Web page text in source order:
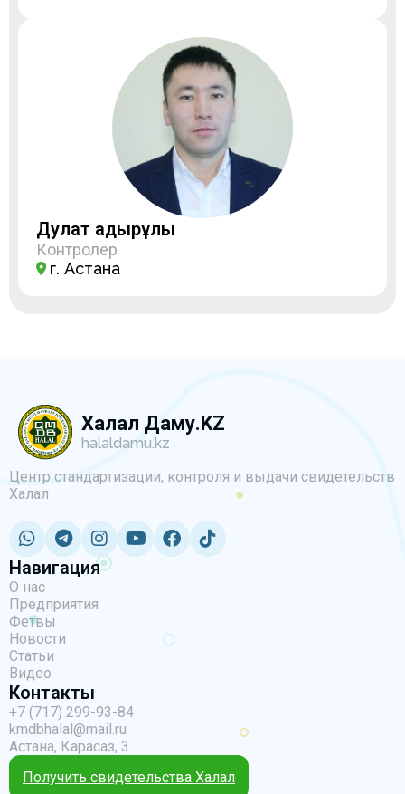
Дулат Қадырұлы
Контролёр
г. Астана
Халал Даму.KZ
halaldamu.kz
Центр стандартизации, контроля и выдачи свидетельств
Халал
Навигация
О нас
Предприятия
Фетвы
Новости
Статьи
Видео
Контакты
+7 (717) 299-93-84
kmdbhalal@mail.ru
Астана, Карасаз, 3.
Получить свидетельства Халал